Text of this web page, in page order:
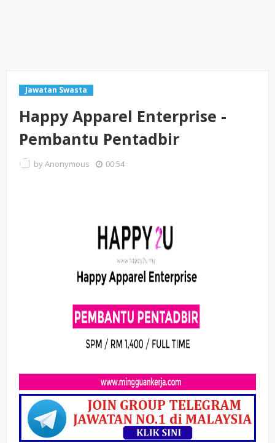
Jawatan Swasta
Happy Apparel Enterprise -
Pembantu Pentadbir
byAnonymous 00:54